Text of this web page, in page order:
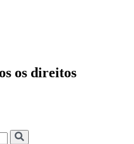
os direitos